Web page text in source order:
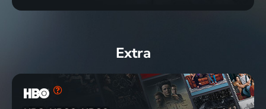
Extra